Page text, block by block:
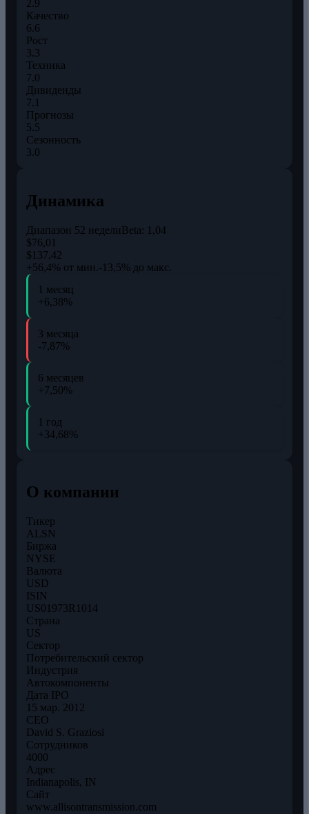
2.9
Качество
6.6
Рост
3.3
Техника
7.0
Дивиденды
7.1
Прогнозы
5.5
Сезонность
3.0
Динамика
Диапазон 52 неделиBeta: 1,04
$76,01
$137,42
+56,4% от мин.-13,5% до макс.
1 месяц
+6,38%
3 месяца
-7,87%
6 месяцев
+7,50%
1 год
+34,68%
О компании
Тикер
ALSN
Биржа
NYSE
Валюта
USD
ISIN
US01973R1014
Страна
US
Сектор
Потребительский сектор
Индустрия
Автокомпоненты
Дата IPO
15 мар. 2012
CEO
David S. Graziosi
Сотрудников
4000
Адрес
Indianapolis, IN
Сайт
www.allisontransmission.com